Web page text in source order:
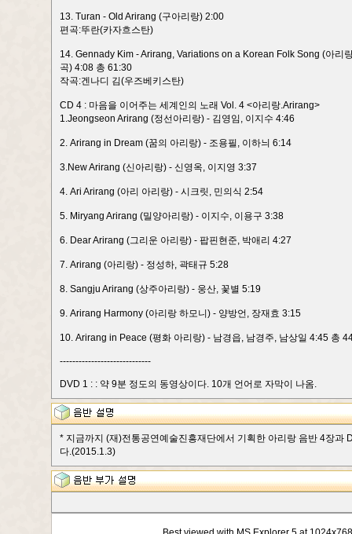
13. Turan - Old Arirang (구아리랑) 2:00
편곡:뚜란(카자흐스탄)
14. Gennady Kim - Arirang, Variations on a Korean Folk Song (아리
곡) 4:08 총 61:30
작곡:겐나디 김(우즈베키스탄)
CD 4 : 마음을 이어주는 세계인의 노래 Vol. 4 <아리랑.Arirang>
1.Jeongseon Arirang (정선아리랑) - 김영임, 이지수 4:46
2. Arirang in Dream (꿈의 아리랑) - 조용필, 이하늬 6:14
3.New Arirang (신아리랑) - 신영옥, 이지영 3:37
4. Ari Arirang (아리 아리랑) - 시크릿, 민의식 2:54
5. Miryang Arirang (밀양아리랑) - 이지수, 이용구 3:38
6. Dear Arirang (그리운 아리랑) - 팝핀현준, 박애리 4:27
7. Arirang (아리랑) - 정성하, 곽태규 5:28
8. Sangju Arirang (상주아리랑) - 웅산, 꽃별 5:19
9. Arirang Harmony (아리랑 하모니) - 양방언, 장재효 3:15
10. Arirang in Peace (평화 아리랑) - 남경읍, 남경주, 남상일 4:45 총
-----------------------------
DVD 1 : : 약 9분 정도의 동영상이다. 10개 언어로 자막이 나옴.
* 지금까지 (재)전통공연예술진흥재단에서 기획한 아리랑 음반 4장
다.(2015.1.3)